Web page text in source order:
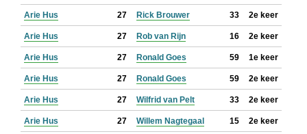
Arie Hus 27 Rick Brouwer 33 2e keer
Arie Hus 27 Rob van Rijn 16 2e keer
Arie Hus 27 Ronald Goes 59 1e keer
Arie Hus 27 Ronald Goes 59 2e keer
Arie Hus 27 Wilfrid van Pelt 33 2e keer
Arie Hus 27 Willem Nagtegaal 15 2e keer